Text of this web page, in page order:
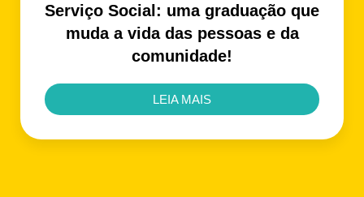
Serviço Social: uma graduação que
muda a vida das pessoas e da
comunidade!
LEIA MAIS